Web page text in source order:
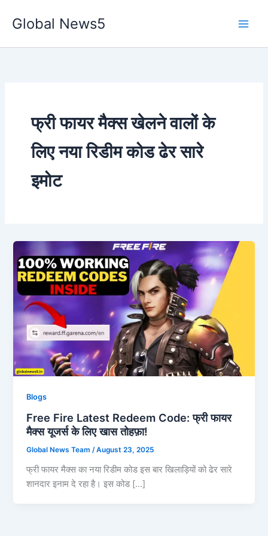
Global News5
फ्री फायर मैक्स खेलने वालों के
लिए नया रिडीम कोड ढेर सारे
इमोट
Blogs
Free Fire Latest Redeem Code: फ्री फायर
मैक्स यूजर्स के लिए खास तोहफ़ा!
Global News Team /August 23, 2025
फ्री फायर मैक्स का नया रिडीम कोड इस बार खिलाड़ियों को ढेर सारे
शानदार इनाम दे रहा है। इस कोड […]